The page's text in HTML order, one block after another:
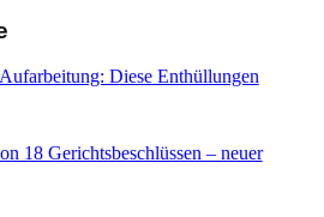
Diese Enthüllungen
18 Gerichtsbeschlüssen – neuer